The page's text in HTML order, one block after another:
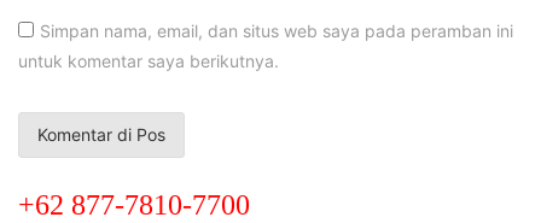
Simpan nama, email, dan situs web saya pada peramban ini
untuk komentar saya berikutnya.
+62 877-7810-7700